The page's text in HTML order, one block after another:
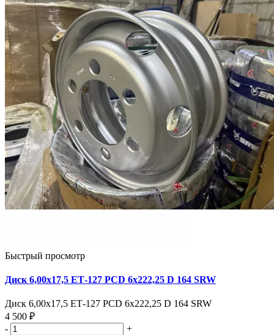
Быстрый просмотр
Диск 6,00х17,5 ЕТ-127 PCD 6х222,25 D 164 SRW
Диск 6,00х17,5 ЕТ-127 PCD 6х222,25 D 164 SRW
4 500 ₽
-
+